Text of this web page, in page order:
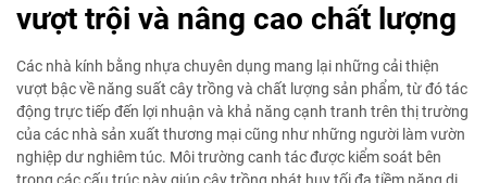
vượt trội và nâng cao chất lượng
Các nhà kính bằng nhựa chuyên dụng mang lại những cải thiện
vượt bậc về năng suất cây trồng và chất lượng sản phẩm, từ đó tác
động trực tiếp đến lợi nhuận và khả năng cạnh tranh trên thị trường
của các nhà sản xuất thương mại cũng như những người làm vườn
nghiệp dư nghiêm túc. Môi trường canh tác được kiểm soát bên